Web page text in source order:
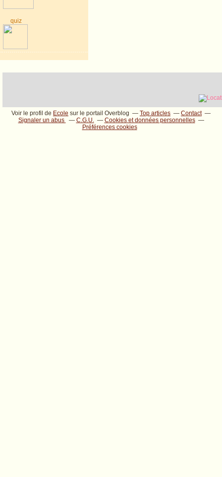
quiz
Voir le profil de Ecole sur le portail Overblog Top articles
Contact
Signaler un abus
C.G.U.
Cookies et données personnelles
Préférences cookies